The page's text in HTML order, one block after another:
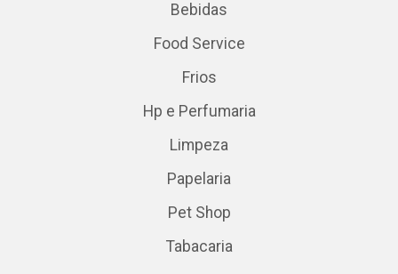
Bebidas
Food Service
Frios
Hp e Perfumaria
Limpeza
Papelaria
Pet Shop
Tabacaria